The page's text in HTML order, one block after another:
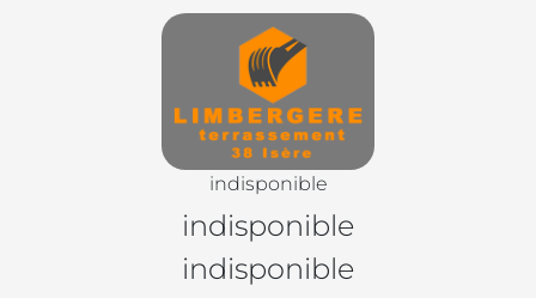
indisponible
indisponible
indisponible